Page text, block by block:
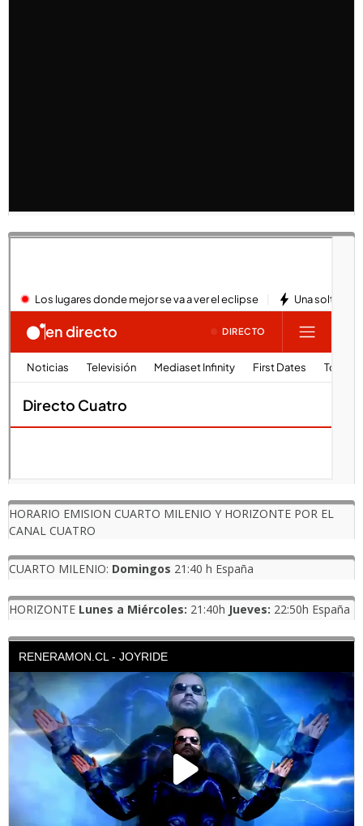
HORARIO EMISION CUARTO MILENIO Y HORIZONTE POR EL
CANAL CUATRO
CUARTO MILENIO: Domingos 21:40 h España
HORIZONTE Lunes a Miércoles: 21:40h Jueves: 22:50h España